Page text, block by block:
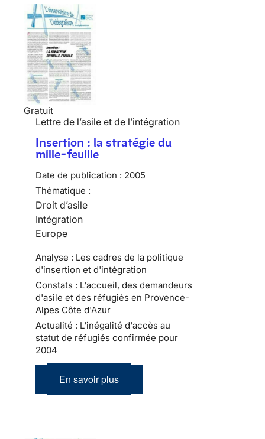
Gratuit
Lettre de l’asile et de l’intégration
Insertion : la stratégie du
mille-feuille
Date de publication : 2005
Thématique :
Droit d’asile
Intégration
Europe
Analyse : Les cadres de la politique
d'insertion et d'intégration
Constats : L'accueil, des demandeurs
d'asile et des réfugiés en Provence-
Alpes Côte d'Azur
Actualité : L'inégalité d'accès au
statut de réfugiés confirmée pour
2004
En savoir plus